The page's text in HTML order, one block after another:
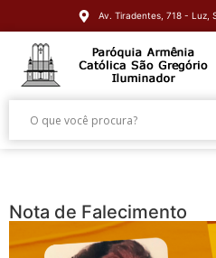
Av. Tiradentes, 718 - Luz,
Nota de Falecimento